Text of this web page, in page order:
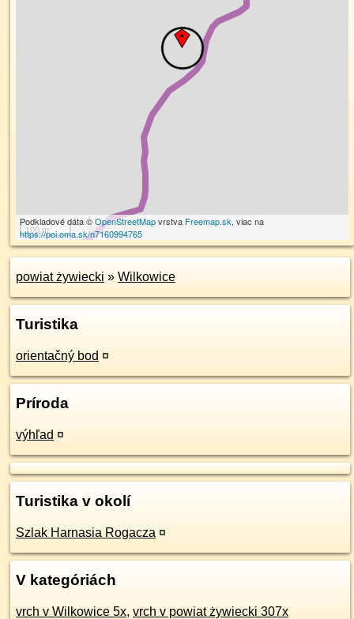
100 m
Podkladové dáta ©OpenStreetMapvrstva Freemap.sk, viac na
https://poi.oma.sk/n7160994765
powiat żywiecki » Wilkowice
Turistika
orientačný bod ¤
Príroda
výhľad ¤
Turistika v okolí
Szlak Harnasia Rogacza ¤
V kategóriách
vrch v Wilkowice 5x, vrch v powiat żywiecki 307x